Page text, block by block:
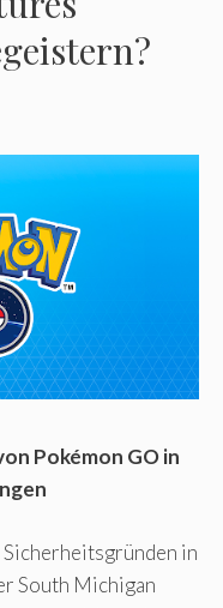
Pokémon GO in
in
South Michigan